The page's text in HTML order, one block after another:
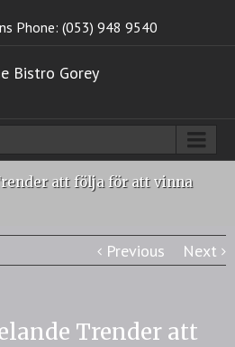
Phone: (053) 948 9540
att följa för att vinna
Previous Next
Trender att